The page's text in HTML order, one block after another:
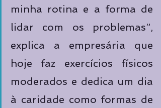
minha rotina e a forma de
lidar com os problemas”,
explica a empresária que
hoje faz exercícios físicos
moderados e dedica um dia
à caridade como formas de